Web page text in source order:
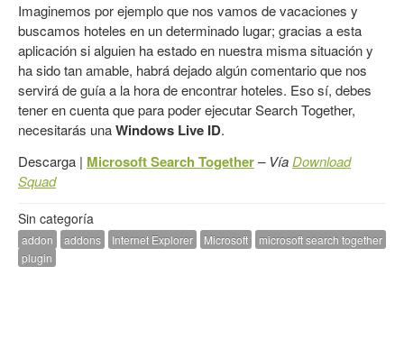
Imaginemos por ejemplo que nos vamos de vacaciones y
buscamos hoteles en un determinado lugar; gracias a esta
aplicación si alguien ha estado en nuestra misma situación y
ha sido tan amable, habrá dejado algún comentario que nos
servirá de guía a la hora de encontrar hoteles. Eso sí, debes
tener en cuenta que para poder ejecutar Search Together,
necesitarás unaWindows Live ID.
Descarga | Microsoft Search Together– Vía Download
Squad
Sin categoría
addon addons Internet Explorer Microsoft
microsoft search together
plugin